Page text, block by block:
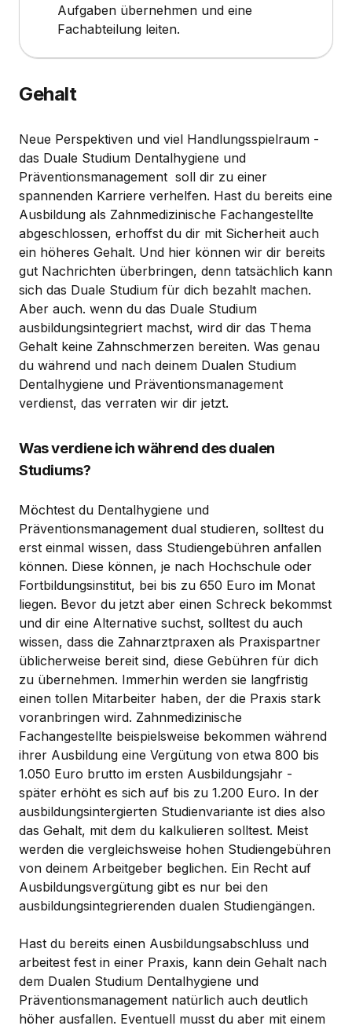
Aufgaben übernehmen und eine
Fachabteilung leiten.
Gehalt
Neue Perspektiven und viel Handlungsspielraum -
das Duale Studium Dentalhygiene und
Präventionsmanagement soll dir zu einer
spannenden Karriere verhelfen. Hast du bereits eine
Ausbildung als Zahnmedizinische Fachangestellte
abgeschlossen, erhoffst du dir mit Sicherheit auch
ein höheres Gehalt. Und hier können wir dir bereits
gut Nachrichten überbringen, denn tatsächlich kann
sich das Duale Studium für dich bezahlt machen.
Aber auch. wenn du das Duale Studium
ausbildungsintegriert machst, wird dir das Thema
Gehalt keine Zahnschmerzen bereiten. Was genau
du während und nach deinem Dualen Studium
Dentalhygiene und Präventionsmanagement
verdienst, das verraten wir dir jetzt.
Was verdiene ich während des dualen
Studiums?
Möchtest du Dentalhygiene und
Präventionsmanagement dual studieren, solltest du
erst einmal wissen, dass Studiengebühren anfallen
können. Diese können, je nach Hochschule oder
Fortbildungsinstitut, bei bis zu 650 Euro im Monat
liegen. Bevor du jetzt aber einen Schreck bekommst
und dir eine Alternative suchst, solltest du auch
wissen, dass die Zahnarztpraxen als Praxispartner
üblicherweise bereit sind, diese Gebühren für dich
zu übernehmen. Immerhin werden sie langfristig
einen tollen Mitarbeiter haben, der die Praxis stark
voranbringen wird. Zahnmedizinische
Fachangestellte beispielsweise bekommen während
ihrer Ausbildung eine Vergütung von etwa 800 bis
1.050 Euro brutto im ersten Ausbildungsjahr -
später erhöht es sich auf bis zu 1.200 Euro. In der
ausbildungsintergierten Studienvariante ist dies also
das Gehalt, mit dem du kalkulieren solltest. Meist
werden die vergleichsweise hohen Studiengebühren
von deinem Arbeitgeber beglichen. Ein Recht auf
Ausbildungsvergütung gibt es nur bei den
ausbildungsintegrierenden dualen Studiengängen.
Hast du bereits einen Ausbildungsabschluss und
arbeitest fest in einer Praxis, kann dein Gehalt nach
dem Dualen Studium Dentalhygiene und
Präventionsmanagement natürlich auch deutlich
höher ausfallen. Eventuell musst du aber mit einem